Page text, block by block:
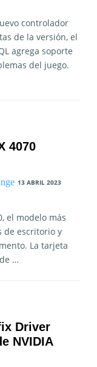
controlador
de la versión, el
agrega soporte
del juego.
4070
13 ABRIL 2023
el modelo más
de escritorio y
La tarjeta
…
Driver
NVIDIA